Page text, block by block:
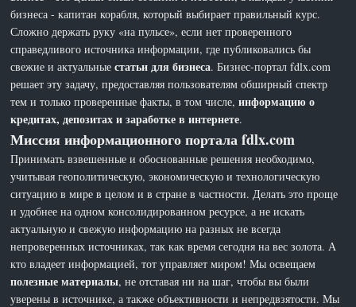
бизнеса - капитан корабля, который выбирает правильный курс.
Сложно держать руку «на пульсе», если нет проверенного
справедливого источника информации, где публиковались бы
свежие и актуальныестатьи для бизнеса. Бизнес-портал fdlx.com
решает эту задачу, предоставляя пользователям обширный спектр
тем и только проверенные факты, в том числе,информацию о
кредитах, депозитах и заработке в интернете.
Миссия информационного портала fdlx.com
Принимать взвешенные и обоснованные решения необходимо,
учитывая геополитическую, экономическую и технологическую
ситуацию в мире в целом и в стране в частности. Делать это проще
и удобнее на одном консолидированном ресурсе, а не искать
актуальную и свежую информацию на разных не всегда
непроверенных источниках, так как время сегодня на вес золота. А
кто владеет информацией, тот управляет миром! Мы освещаем
полезные материалы, не отставая ни на шаг, чтобы вы были
уверены в источнике, а также объективности и непредвзятости. Мы